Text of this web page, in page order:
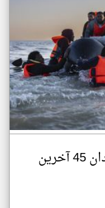
مقتل 9 مهاجرين وفقدان 45 آخرين